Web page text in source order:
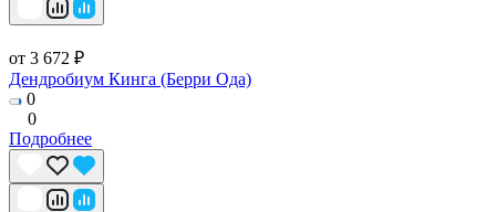
от 3 672 ₽
Дендробиум Кинга (Берри Ода)
0
0
Подробнее